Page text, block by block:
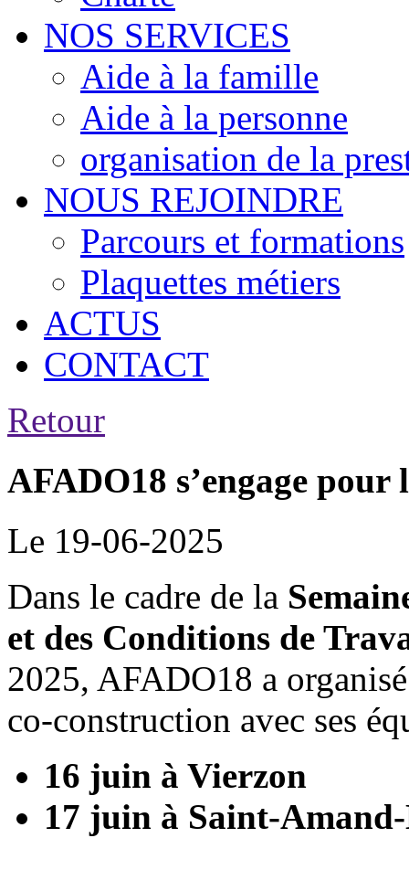
NOS SERVICES
Aide à la famille
Aide à la personne
organisation de la
NOUS REJOINDRE
Parcours et formations
Plaquettes métiers
ACTUS
CONTACT
Retour
AFADO18 s’engage
Le 19-06-2025
Dans le cadre de la
et des Conditions de
2025, AFADO18 a
co-construction avec ses
16 juin à Vierzon
17 juin à Saint-